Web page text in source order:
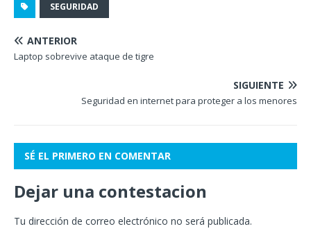
SEGURIDAD
ANTERIOR
Laptop sobrevive ataque de tigre
SIGUIENTE
Seguridad en internet para proteger a los menores
SÉ EL PRIMERO EN COMENTAR
Dejar una contestacion
Tu dirección de correo electrónico no será publicada.